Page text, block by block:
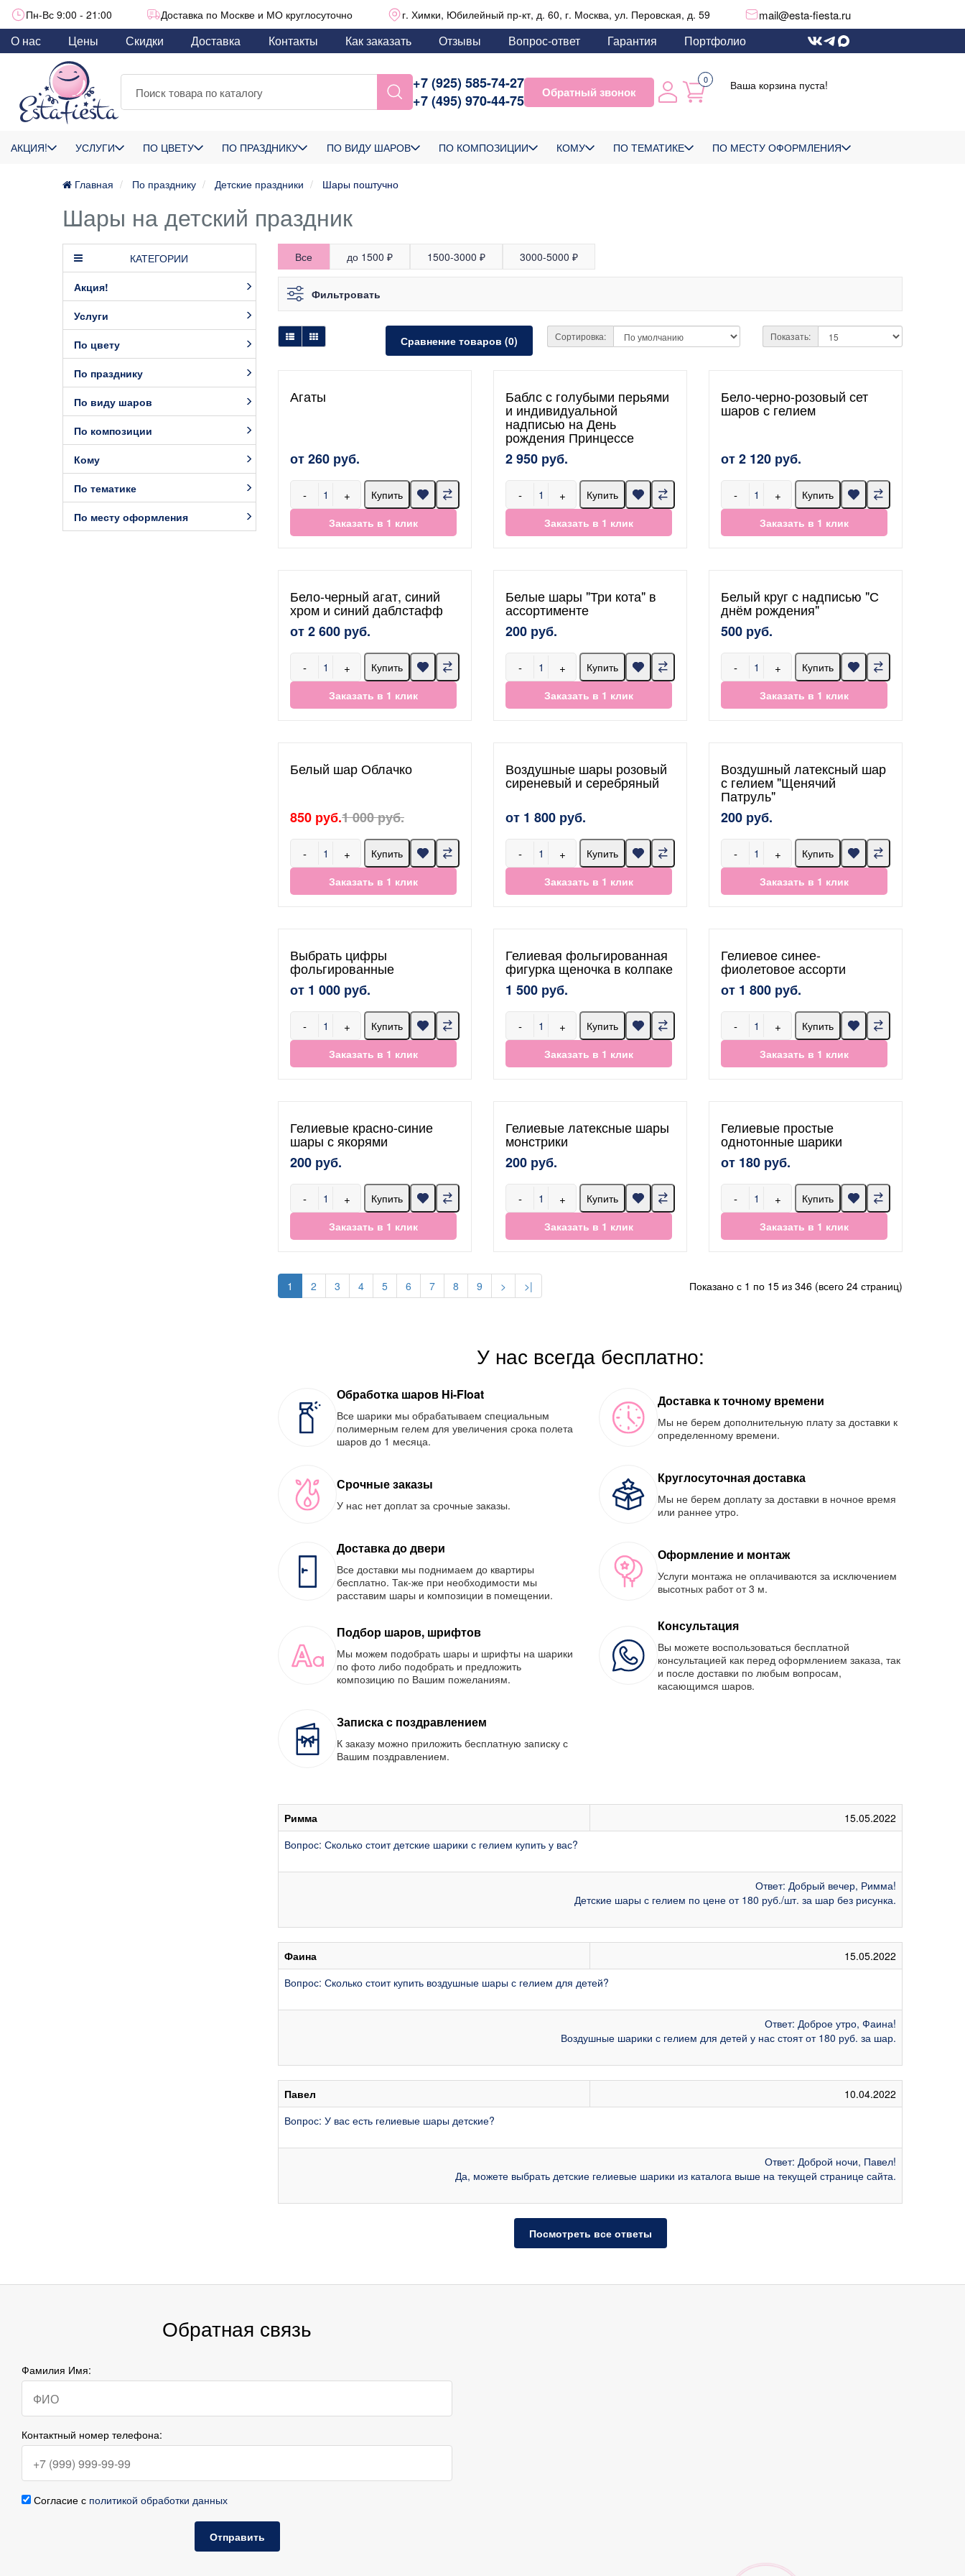
Пн-Вс 9:00 - 21:00 Доставка по Москве и МО круглосуточно г. Химки, Юбилейный пр-кт, д. 60, г. Москва, ул. Перовская, д. 59 mail@esta-fiesta.ru
О нас Цены Скидки Доставка Контакты Как заказать Отзывы Вопрос-ответ Гарантия Портфолио
+7 (925) 585-74-27
+7 (495) 970-44-75
Обратный звонок
0 Ваша корзина пуста!
АКЦИЯ! УСЛУГИ ПО ЦВЕТУ ПО ПРАЗДНИКУ ПО ВИДУ ШАРОВ ПО КОМПОЗИЦИИ КОМУ ПО ТЕМАТИКЕ ПО МЕСТУ ОФОРМЛЕНИЯ
Главная По празднику Детские праздники Шары поштучно
Шары на детский праздник
КАТЕГОРИИ
Акция!
Услуги
По цвету
По празднику
По виду шаров
По композиции
Кому
По тематике
По месту оформления
Все до 1500 ₽ 1500-3000 ₽ 3000-5000 ₽
Фильтровать
Сравнение товаров (0) Сортировка: Показать:
Агаты
от 260 руб.
- +
Купить
Заказать в 1 клик
Баблс с голубыми перьями
и индивидуальной
надписью на День
рождения Принцессе
2 950 руб.
- +
Купить
Заказать в 1 клик
Бело-черно-розовый сет
шаров с гелием
от 2 120 руб.
- +
Купить
Заказать в 1 клик
Бело-черный агат, синий
хром и синий даблстафф
от 2 600 руб.
- +
Купить
Заказать в 1 клик
Белые шары "Три кота" в
ассортименте
200 руб.
- +
Купить
Заказать в 1 клик
Белый круг с надписью "С
днём рождения"
500 руб.
- +
Купить
Заказать в 1 клик
Белый шар Облачко
850 руб.1 000 руб.
- +
Купить
Заказать в 1 клик
Воздушные шары розовый
сиреневый и серебряный
от 1 800 руб.
- +
Купить
Заказать в 1 клик
Воздушный латексный шар
с гелием "Щенячий
Патруль"
200 руб.
- +
Купить
Заказать в 1 клик
Выбрать цифры
фольгированные
от 1 000 руб.
- +
Купить
Заказать в 1 клик
Гелиевая фольгированная
фигурка щеночка в колпаке
1 500 руб.
- +
Купить
Заказать в 1 клик
Гелиевое синее-
фиолетовое ассорти
от 1 800 руб.
- +
Купить
Заказать в 1 клик
Гелиевые красно-синие
шары с якорями
200 руб.
- +
Купить
Заказать в 1 клик
Гелиевые латексные шары
монстрики
200 руб.
- +
Купить
Заказать в 1 клик
Гелиевые простые
однотонные шарики
от 180 руб.
- +
Купить
Заказать в 1 клик
1 2 3 4 5 6 7 8 9 > >| Показано с 1 по 15 из 346 (всего 24 страниц)
У нас всегда бесплатно:
Обработка шаров Hi-Float
Все шарики мы обрабатываем специальным
полимерным гелем для увеличения срока полета
шаров до 1 месяца.
Доставка к точному времени
Мы не берем дополнительную плату за доставки к
определенному времени.
Срочные заказы
У нас нет доплат за срочные заказы.
Круглосуточная доставка
Мы не берем доплату за доставки в ночное время
или раннее утро.
Доставка до двери
Все доставки мы поднимаем до квартиры
бесплатно. Так-же при необходимости мы
расставим шары и композиции в помещении.
Оформление и монтаж
Услуги монтажа не оплачиваются за исключением
высотных работ от 3 м.
Подбор шаров, шрифтов
Мы можем подобрать шары и шрифты на шарики
по фото либо подобрать и предложить
композицию по Вашим пожеланиям.
Консультация
Вы можете воспользоваться бесплатной
консультацией как перед оформлением заказа, так
и после доставки по любым вопросам,
касающимся шаров.
Записка с поздравлением
К заказу можно приложить бесплатную записку с
Вашим поздравлением.
Римма
15.05.2022
Вопрос: Сколько стоит детские шарики с гелием купить у вас?
Ответ: Добрый вечер, Римма!
Детские шары с гелием по цене от 180 руб./шт. за шар без рисунка.
Фаина
15.05.2022
Вопрос: Сколько стоит купить воздушные шары с гелием для детей?
Ответ: Доброе утро, Фаина!
Воздушные шарики с гелием для детей у нас стоят от 180 руб. за шар.
Павел
10.04.2022
Вопрос: У вас есть гелиевые шары детские?
Ответ: Доброй ночи, Павел!
Да, можете выбрать детские гелиевые шарики из каталога выше на текущей странице сайта.
Посмотреть все ответы
Обратная связь
Фамилия Имя:
Контактный номер телефона:
Согласие с политикой обработки данных
Отправить